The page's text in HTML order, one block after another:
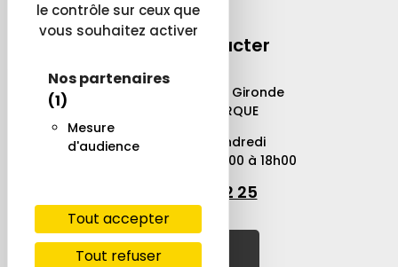
le contrôle sur ceux que
vous souhaitez activer
Nos partenaires
(1)
Mesure
d'audience
Tout accepter
Tout refuser
Nous contacter
726, Avenue de la Gironde
59640 DUNKERQUE
Du lundi au vendredi
8h00 à 12h00 et 14h00 à 18h00
03 28 25 02 25